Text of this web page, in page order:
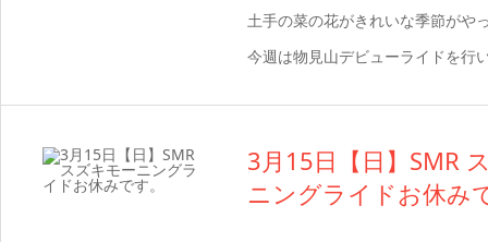
土手の菜の花がきれいな季節がや
今週は物見山デビューライドを行
3月15日【日】SMR
ニングライドお休み